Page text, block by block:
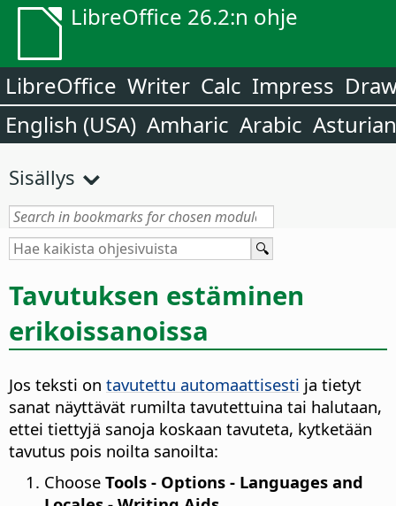
LibreOffice 26.2:n ohje
LibreOffice Writer Calc Impress
English (USA) Amharic Arabic Asturian
Sisällys
Tavutuksen estäminen
erikoissanoissa
Jos teksti on tavutettu automaattisesti ja tietyt
sanat näyttävät rumilta tavutettuina tai halutaan,
ettei tiettyjä sanoja koskaan tavuteta, kytketään
tavutus pois noilta sanoilta:
Choose Tools - Options - Languages and